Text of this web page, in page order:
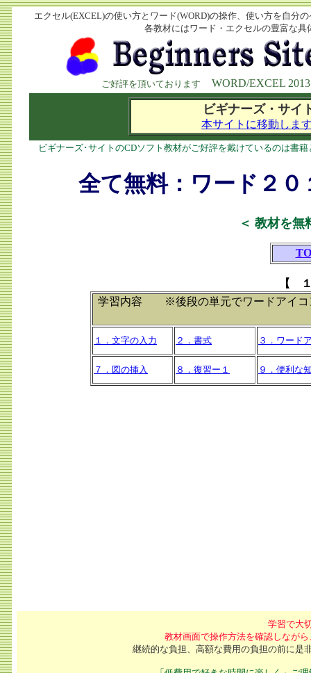
エクセル(EXCEL)の使い方とワード(WORD)の操作、使い方を自分
各教材にはワード・エクセルの豊富な具
ご好評を頂いております WORD/EXCEL
ビギナーズ・サイ
本サイトに移動しま
ビギナーズ･サイトのCDソフト教材がご好評を戴けているのは書
全て無料：ワード２０
＜ 教材を無
【
学習内容 ※後段の単元でワードアイコ
１．文字の入力 ２．書式 ３．ワード
７．図の挿入 ８．復習ー１ ９．便利な
学習で大
教材画面で操作方法を確認しなが
継続的な負担、高額な費用の負担の前に是